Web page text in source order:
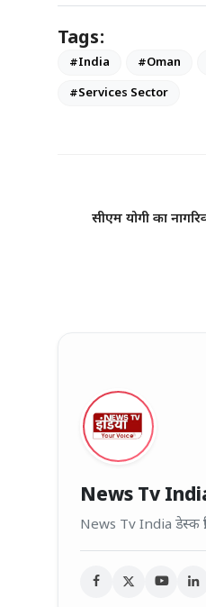
Tags:
#India #Oman
#Services Sector
सीएम योगी का
News Tv India
News Tv India डेस्क